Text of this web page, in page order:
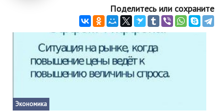
Поделитесь или сохраните
Экономика